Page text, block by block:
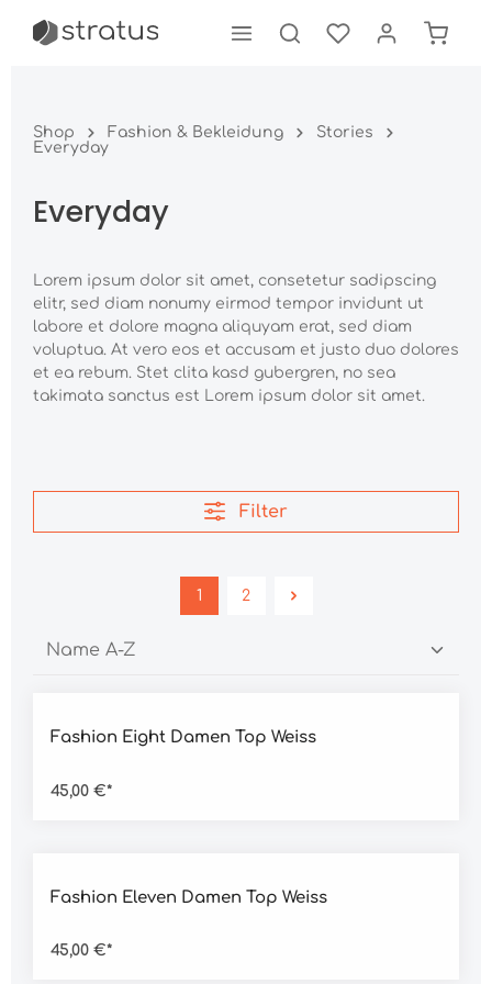
springen
Shop Fashion & Bekleidung
Stories
Everyday
Everyday
Lorem ipsum dolor sit amet, consetetur sadipscing
elitr, sed diam nonumy eirmod tempor invidunt ut
labore et dolore magna aliquyam erat, sed diam
voluptua. At vero eos et accusam et justo duo dolores
et ea rebum. Stet clita kasd gubergren, no sea
takimata sanctus est Lorem ipsum dolor sit amet.
Filter
1 2
Fashion Eight Damen Top Weiss
45,00 €*
Fashion Eleven Damen Top Weiss
45,00 €*